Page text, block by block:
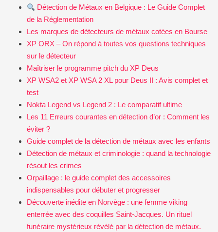
Détection de Métaux en Belgique : Le Guide Complet
de la Réglementation
Les marques de détecteurs de métaux cotées en Bourse
XP ORX – On répond à toutes vos questions techniques
sur le détecteur
Maîtriser le programme pitch du XP Deus
XP WSA2 et XP WSA 2 XL pour Deus II : Avis complet et
test
Nokta Legend vs Legend 2 : Le comparatif ultime
Les 11 Erreurs courantes en détection d’or : Comment les
éviter ?
Guide complet de la détection de métaux avec les enfants
Détection de métaux et criminologie : quand la technologie
résout les crimes
Orpaillage : le guide complet des accessoires
indispensables pour débuter et progresser
Découverte inédite en Norvège : une femme viking
enterrée avec des coquilles Saint-Jacques. Un rituel
funéraire mystérieux révélé par la détection de métaux.